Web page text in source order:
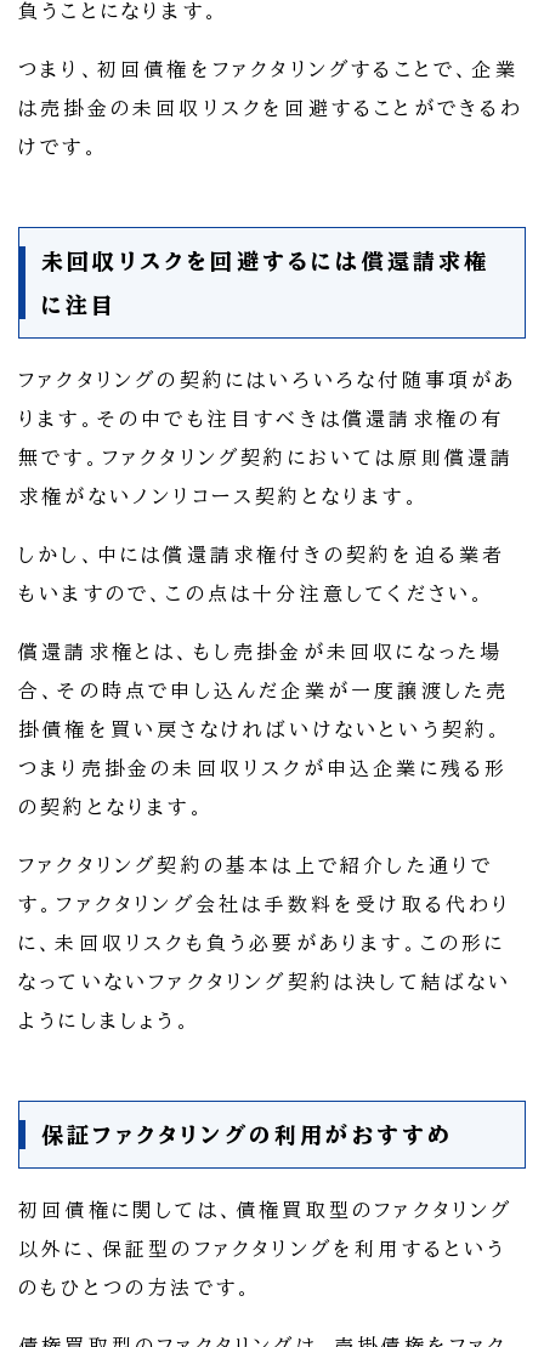
負うことになります。
つまり、初回債権をファクタリングすることで、企業
は売掛金の未回収リスクを回避することができるわ
けです。
未回収リスクを回避するには償還請求権
に注目
ファクタリングの契約にはいろいろな付随事項があ
ります。その中でも注目すべきは償還請求権の有
無です。ファクタリング契約においては原則償還請
求権がないノンリコース契約となります。
しかし、中には償還請求権付きの契約を迫る業者
もいますので、この点は十分注意してください。
償還請求権とは、もし売掛金が未回収になった場
合、その時点で申し込んだ企業が一度譲渡した売
掛債権を買い戻さなければいけないという契約。
つまり売掛金の未回収リスクが申込企業に残る形
の契約となります。
ファクタリング契約の基本は上で紹介した通りで
す。ファクタリング会社は手数料を受け取る代わり
に、未回収リスクも負う必要があります。この形に
なっていないファクタリング契約は決して結ばない
ようにしましょう。
保証ファクタリングの利用がおすすめ
初回債権に関しては、債権買取型のファクタリング
以外に、保証型のファクタリングを利用するという
のもひとつの方法です。